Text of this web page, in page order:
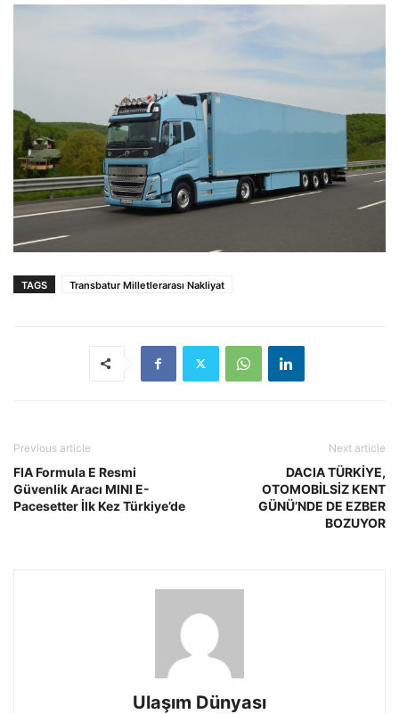
TAGS Transbatur Milletlerarası Nakliyat
Previous article
FIA Formula E Resmi
Güvenlik Aracı MINI E-
Pacesetter İlk Kez Türkiye’de
Next article
DACIA TÜRKİYE,
OTOMOBİLSİZ KENT
GÜNÜ’NDE DE EZBER
BOZUYOR
Ulaşım Dünyası